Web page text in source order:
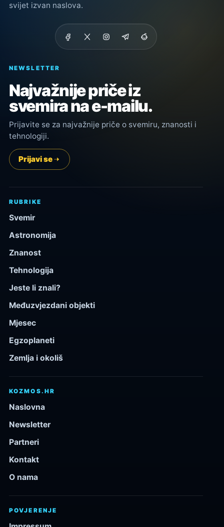
svijet izvan naslova.
NEWSLETTER
Najvažnije priče iz
svemira na e-mailu.
Prijavite se za najvažnije priče o svemiru, znanosti i
tehnologiji.
Prijavi se
RUBRIKE
Svemir
Astronomija
Znanost
Tehnologija
Jeste li znali?
Međuzvjezdani objekti
Mjesec
Egzoplaneti
Zemlja i okoliš
KOZMOS.HR
Naslovna
Newsletter
Partneri
Kontakt
O nama
POVJERENJE